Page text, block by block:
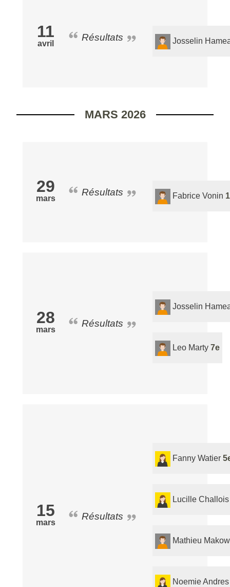
11
avril
Résultats Josselin
MARS 2026
29
mars
Résultats Fabrice Vonin
28
mars
Résultats
Josselin
Leo Marty 7e
15
mars
Résultats
Fanny Watier
Lucille Challois
Mathieu
Noemie Andres